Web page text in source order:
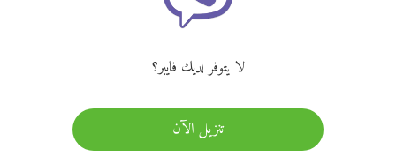
لا يتوفر لديك فايبر؟
تنزيل الآن